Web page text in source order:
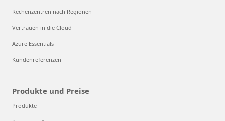
Rechenzentren nach Regionen
Vertrauen in die Cloud
Azure Essentials
Kundenreferenzen
Produkte und Preise
Produkte